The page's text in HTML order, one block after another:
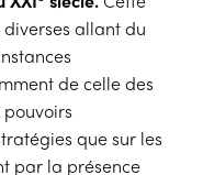
allant du
de celle des
pouvoirs
que sur les
par la présence